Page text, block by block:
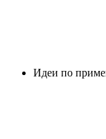
Идеи по